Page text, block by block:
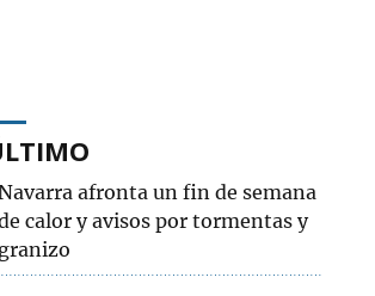
afronta un fin de semana
calor y avisos por tormentas y
granizo